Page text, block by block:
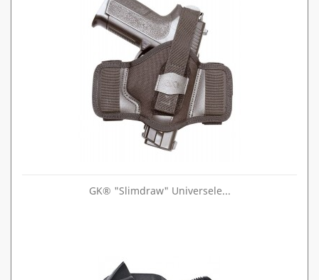
GK® "Slimdraw" Universele...